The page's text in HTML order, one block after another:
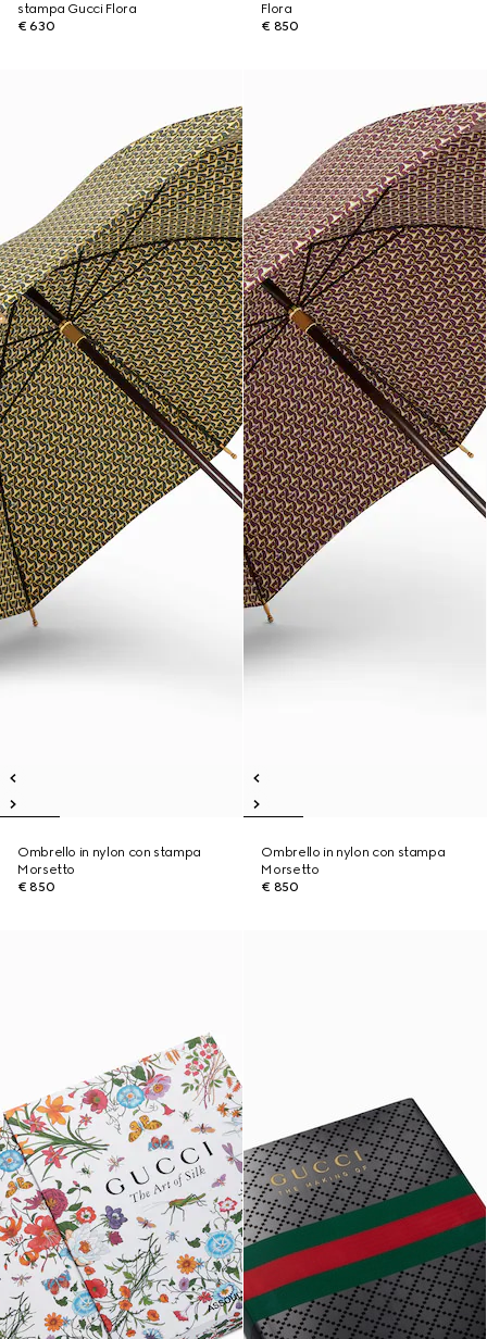
stampa Gucci Flora
€ 630
Flora
€ 850
Ombrello in nylon con stampa
Morsetto
€ 850
Ombrello in nylon con stampa
Morsetto
€ 850